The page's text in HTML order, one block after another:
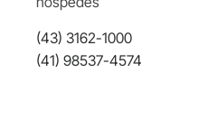
(43) 3162-1000
(41) 98537-4574